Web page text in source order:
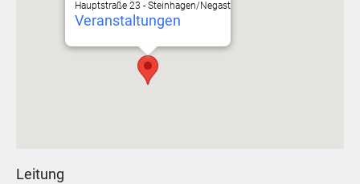
Hauptstraße 23 - Steinhagen/Negast
Veranstaltungen
Leitung